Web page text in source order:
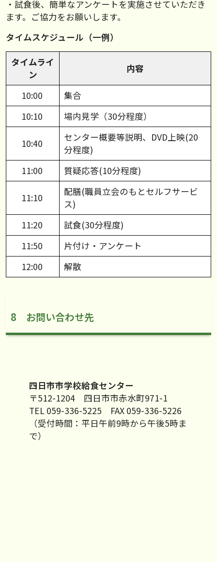
・試食後、簡単なアンケートを実施させていただき
ます。ご協力をお願いします。
タイムスケジュール（一例）
タイムライ
ン
内容
10:00
集合
10:10
場内見学（30分程度）
10:40
センター概要等説明、DVD上映(20
分程度)
11:00
質疑応答(10分程度)
11:10
配膳(職員立会のもとセルフサービ
ス)
11:20
試食(30分程度)
11:50
片付け・アンケート
12:00
解散
8 お問い合わせ先
四日市市学校給食センター
〒512-1204 四日市市赤水町971-1
TEL 059-336-5225 FAX 059-336-5226
（受付時間：平日午前9時から午後5時ま
で）